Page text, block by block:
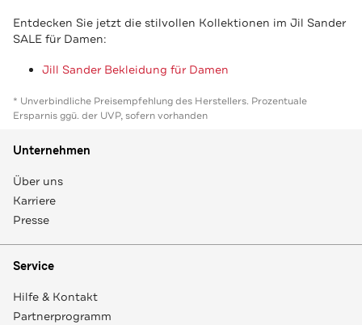
Entdecken Sie jetzt die stilvollen Kollektionen im Jil Sander
SALE für Damen:
Jill Sander Bekleidung für Damen
* Unverbindliche Preisempfehlung des Herstellers. Prozentuale
Ersparnis ggü. der UVP, sofern vorhanden
Unternehmen
Über uns
Karriere
Presse
Service
Hilfe & Kontakt
Partnerprogramm